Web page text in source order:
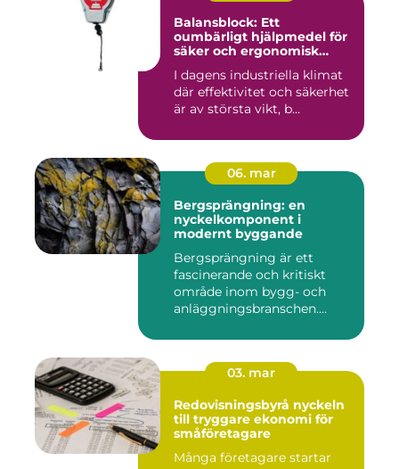
Balansblock: Ett
oumbärligt hjälpmedel för
säker och ergonomisk
I dagens industriella klimat
där effektivitet och säkerhet
är av största vikt, b...
06. mar
Bergsprängning: en
nyckelkomponent i
modernt byggande
Bergsprängning är ett
fascinerande och kritiskt
område inom bygg- och
anläggningsbranschen.
03. mar
Redovisningsbyrå nyckeln
till tryggare ekonomi för
småföretagare
Många företagare startar